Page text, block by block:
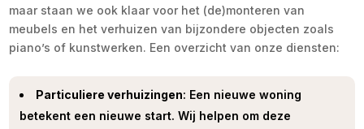
maar staan we ook klaar voor het (de)monteren van
meubels en het verhuizen van bijzondere objecten zoals
piano’s of kunstwerken. Een overzicht van onze diensten:
Particuliere verhuizingen: Een nieuwe woning
betekent een nieuwe start. Wij helpen om deze